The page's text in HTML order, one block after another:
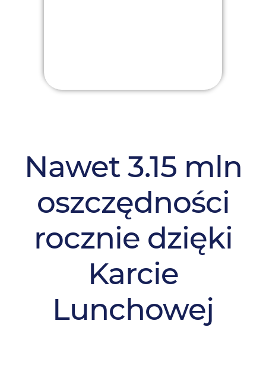
Nawet 3.15 mln
oszczędności
rocznie dzięki
Karcie
Lunchowej